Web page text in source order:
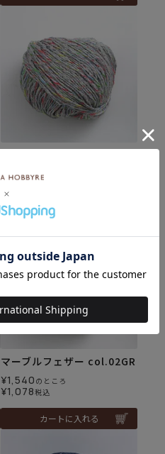
¥ 1,056税込
マーブルフェザー col.02GR
¥1,540 のところ
¥1,078税込
カートに入れる